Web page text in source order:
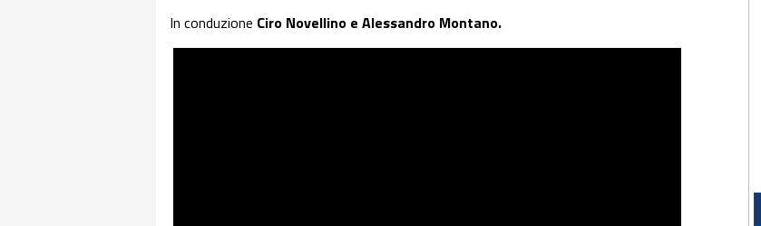
In conduzione Ciro Novellino e Alessandro Montano.